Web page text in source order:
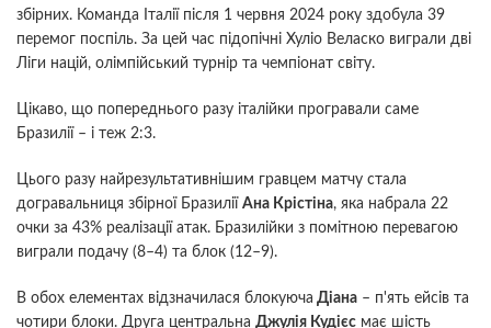
збірних. Команда Італії після 1 червня 2024 року здобула 39
перемог поспіль. За цей час підопічні Хуліо Веласко виграли дві
Ліги націй, олімпійський турнір та чемпіонат світу.
Цікаво, що попереднього разу італійки програвали саме
Бразилії – і теж 2:3.
Цього разу найрезультативнішим гравцем матчу стала
догравальниця збірної Бразилії Ана Крістіна, яка набрала 22
очки за 43% реалізації атак. Бразилійки з помітною перевагою
виграли подачу (8–4) та блок (12–9).
В обох елементах відзначилася блокуюча Діана – п'ять ейсів та
чотири блоки. Друга центральна Джулія Кудієс має шість